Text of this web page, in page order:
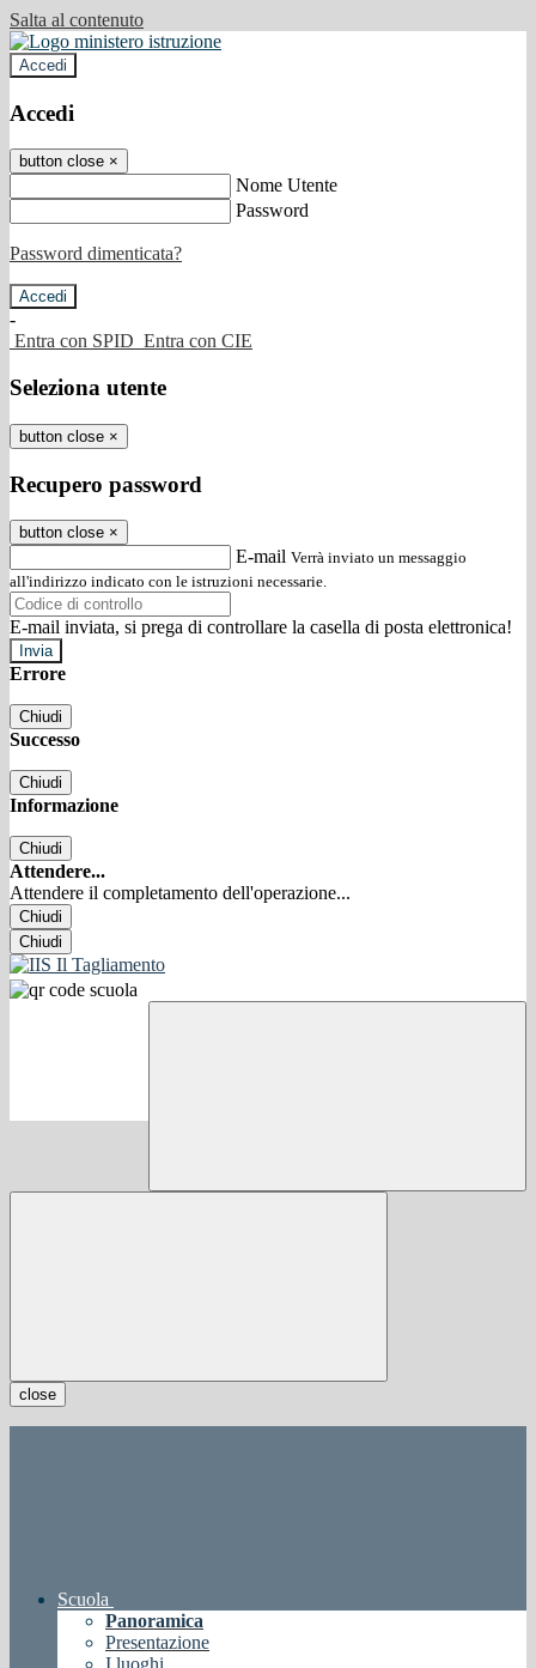
Salta al contenuto
Accedi
Accedi
button close ×
Nome Utente
Password
Password dimenticata?
-
Entra con SPID Entra con CIE
Seleziona utente
button close ×
Recupero password
button close ×
E-mail Verrà inviato un messaggio
all'indirizzo indicato con le istruzioni necessarie.
E-mail inviata, si prega di controllare la casella di posta elettronica!
Errore
Chiudi
Successo
Chiudi
Informazione
Chiudi
Attendere...
Attendere il completamento dell'operazione...
Chiudi
Chiudi
close
Scuola
Panoramica
Presentazione